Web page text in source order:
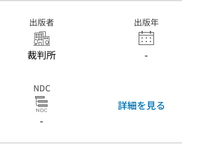
出版者
裁判所
出版年
-
NDC
-
詳細を見る